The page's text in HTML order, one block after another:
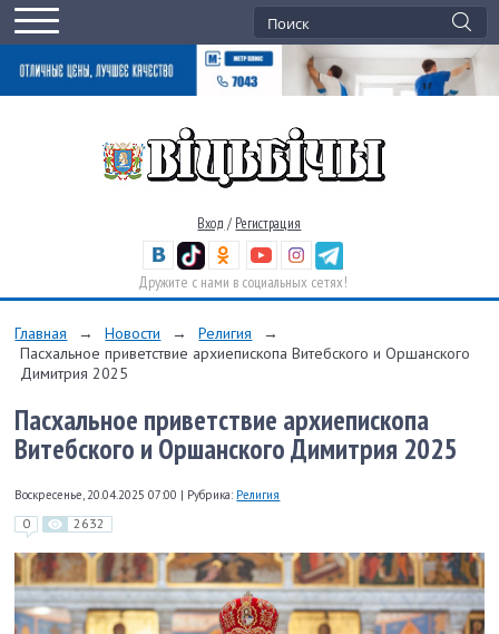
Вход / Регистрация
Дружите с нами в социальных сетях!
Главная → Новости → Религия
→
Пасхальное приветствие архиепископа Витебского и Оршанского
Димитрия 2025
Пасхальное приветствие архиепископа
Витебского и Оршанского Димитрия 2025
Воскресенье, 20.04.2025 07:00 | Рубрика: Религия
0 2632